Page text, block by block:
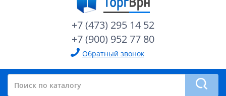
+7 (473) 295 14 52
+7 (900) 952 77 80
Обратный звонок